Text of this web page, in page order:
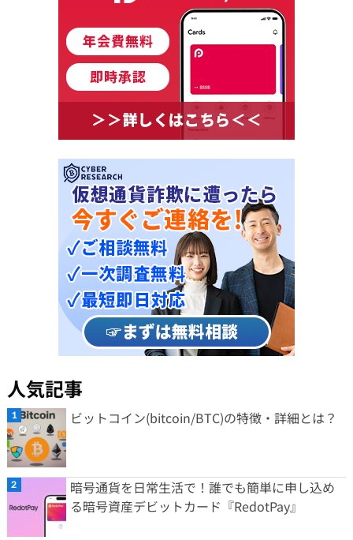
人気記事
ビットコイン(bitcoin/BTC)の特徴・詳細とは？
暗号通貨を日常生活で！誰でも簡単に申し込め
る暗号資産デビットカード『RedotPay』